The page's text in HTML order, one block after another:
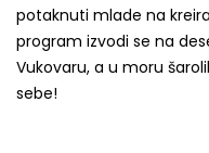
potaknuti mlade na
program izvodi se na
Vukovaru, a u moru
sebe!